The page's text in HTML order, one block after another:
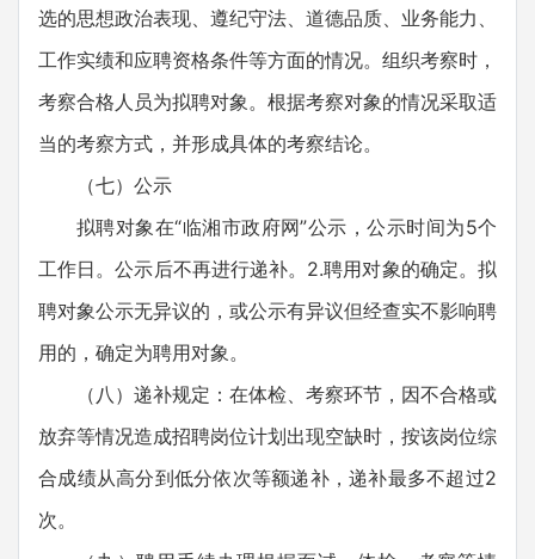
选的思想政治表现、遵纪守法、道德品质、业务能力、
工作实绩和应聘资格条件等方面的情况。组织考察时，
考察合格人员为拟聘对象。根据考察对象的情况采取适
当的考察方式，并形成具体的考察结论。
（七）公示
拟聘对象在“临湘市政府网”公示，公示时间为5个
工作日。公示后不再进行递补。2.聘用对象的确定。拟
聘对象公示无异议的，或公示有异议但经查实不影响聘
用的，确定为聘用对象。
（八）递补规定：在体检、考察环节，因不合格或
放弃等情况造成招聘岗位计划出现空缺时，按该岗位综
合成绩从高分到低分依次等额递补，递补最多不超过2
次。